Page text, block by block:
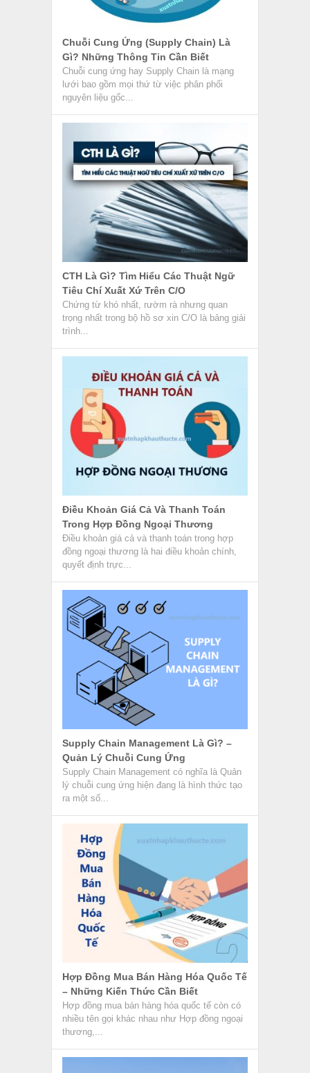
Chứng từ khó nhất, rườm rà nhưng quan
trọng nhất trong bộ hồ sơ xin C/O là bảng giải
trình...
Điều Khoản Giá Cả Và Thanh Toán
Trong Hợp Đồng Ngoại Thương
Điều khoản giá cả và thanh toán trong hợp
đồng ngoại thương là hai điều khoản chính,
quyết định trực...
Supply Chain Management Là Gì? –
Quản Lý Chuỗi Cung Ứng
Supply Chain Management có nghĩa là Quản
lý chuỗi cung ứng hiện đang là hình thức tạo
ra một số...
Hợp Đồng Mua Bán Hàng Hóa Quốc Tế
– Những Kiến Thức Cần Biết
Hợp đồng mua bán hàng hóa quốc tế còn có
nhiều tên gọi khác nhau như Hợp đồng ngoại
thương,...
Hãng Tàu HMM – Hãng Tàu Của Hàn
Quốc Thuộc Top 10 Thế Giới
Hãng tàu HMM có tiền thân là Hyundai
Merchant Marine là một công ty vận tải
container hàng đầu có...